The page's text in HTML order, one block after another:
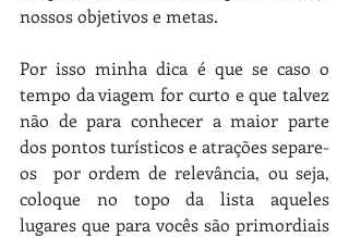
nossos objetivos e metas.
Por isso minha dica é que se caso o
tempo da viagem for curto e que talvez
não de para conhecer a maior parte
dos pontos turísticos e atrações separe-
os  por ordem de relevância, ou seja,
coloque no topo da lista aqueles
lugares que para vocês são primordiais